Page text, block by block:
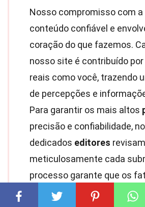
Nosso compromisso com a
conteúdo confiável e
coração do que fazemos.
nosso site é contribuído
reais como você, trazendo
de percepções e
Para garantir os mais altos
precisão e confiabilidade,
dedicados editores revisam
meticulosamente cada
processo garante que os
compartilhamos não sejam